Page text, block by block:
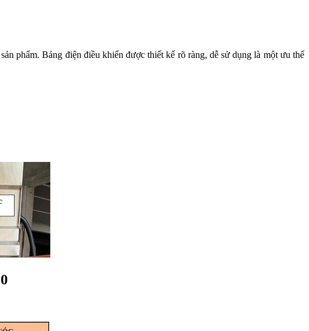
phẩm. Bảng điện điều khiển được thiết kế rõ ràng, dễ sử dụng là một ưu thế